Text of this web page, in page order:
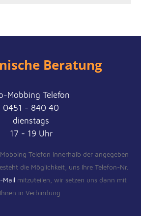
Beratung
Mobbing Telefon
0451 - 840 40
dienstags
17 - 19 Uhr
Telefon innerhalb der angegeben
die Möglichkeit, uns Ihre Telefon-Nr.
Mail mitzuteilen, wir setzen uns dann mit
Ihnen in Verbindung.